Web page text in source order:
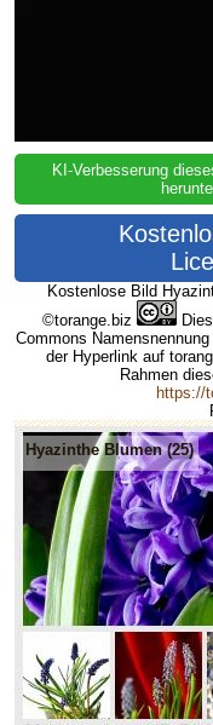
KI-Verbesserung
Kostenlose Bild
©torange.biz
Commons
der Hyperlink auf
Rahmen
https://
Hyazinthe Blumen (25)